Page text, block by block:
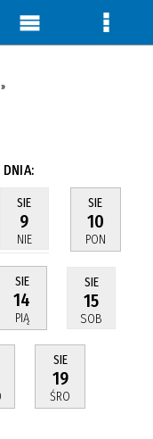
DNIA:
SIE
9
NIE
SIE
10
PON
SIE
14
PIĄ
SIE
15
SOB
SIE
19
ŚRO
Menu
Menu